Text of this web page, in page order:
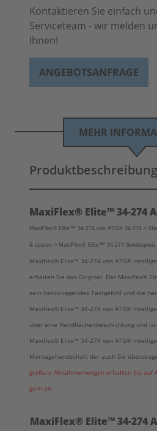
Kontaktieren Sie einfach
Serviceteam - wir melden
Ihnen!
ANGEBOTSANFRAGE
MEHR
Produktbeschreibung
MaxiFlex® Elite™ 34-274
MaxiFlex® Elite™ 34-274 von ATG® 34-274 <
& sparen > MaxiFlex® Elite™ 34-274
Maxiflex® Elite™ 34-274 von ATG®
erhalten Sie das Original. Der Maxiflex®
sein hervorragendes Tastgefühl und die
Maxiflex® Elite™ 34-274 von ATG®
über eine Handflächenbeschichtung und
Maxiflex® Elite™ 34-274 von ATG®
Montagehandschuh, der auch Sie
größere Abnahmemengen erhalten Sie auf
gern an.
MaxiFlex® Elite™ 34-274